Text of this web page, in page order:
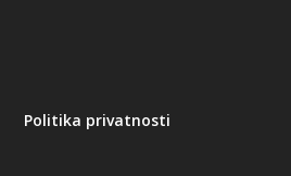
Politika privatnosti